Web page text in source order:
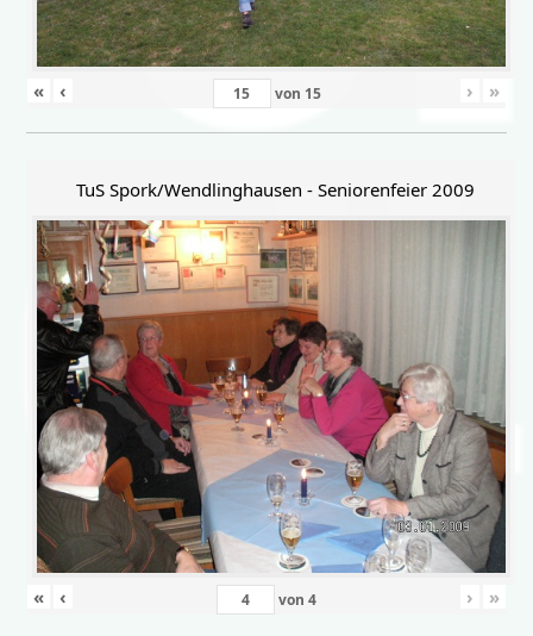
« ‹ von 15 › »
TuS Spork/Wendlinghausen - Seniorenfeier 2009
« ‹ von 4 › »